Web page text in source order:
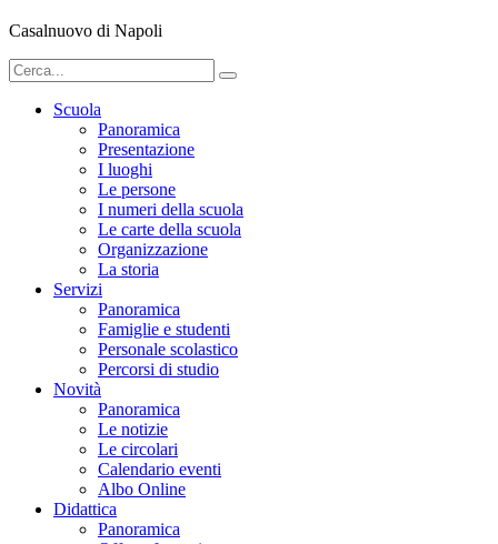
Casalnuovo di Napoli
Scuola
Panoramica
Presentazione
I luoghi
Le persone
I numeri della scuola
Le carte della scuola
Organizzazione
La storia
Servizi
Panoramica
Famiglie e studenti
Personale scolastico
Percorsi di studio
Novità
Panoramica
Le notizie
Le circolari
Calendario eventi
Albo Online
Didattica
Panoramica